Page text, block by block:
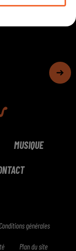
MUSIQUE
générales
Plan du site